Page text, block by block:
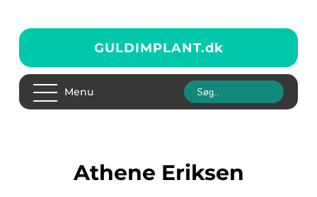
GULDIMPLANT.dk
Menu
Athene Eriksen